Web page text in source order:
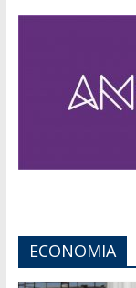
ECONOMIA